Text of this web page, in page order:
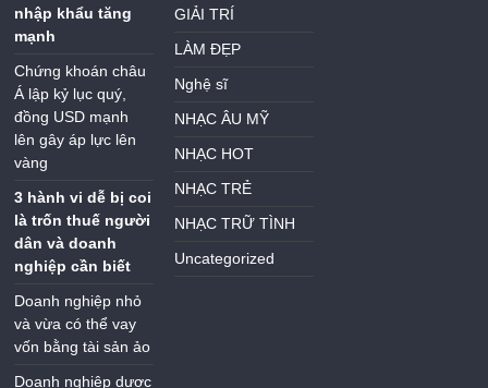
nhập khẩu tăng
mạnh
Chứng khoán châu
Á lập kỷ lục quý,
đồng USD mạnh
lên gây áp lực lên
vàng
3 hành vi dễ bị coi
là trốn thuế người
dân và doanh
nghiệp cần biết
Doanh nghiệp nhỏ
và vừa có thể vay
vốn bằng tài sản ảo
Doanh nghiệp dược
GIẢI TRÍ
LÀM ĐẸP
Nghệ sĩ
NHẠC ÂU MỸ
NHẠC HOT
NHẠC TRẺ
NHẠC TRỮ TÌNH
Uncategorized